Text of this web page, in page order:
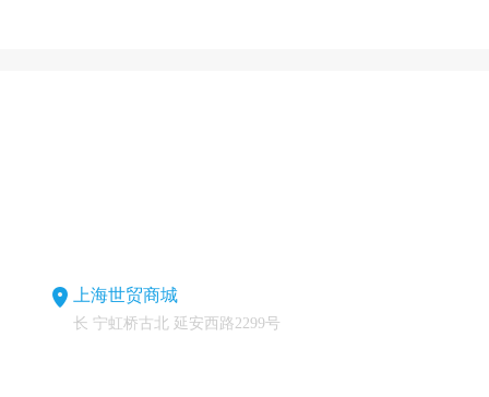
上海世贸商城
长 宁虹桥古北 延安西路2299号